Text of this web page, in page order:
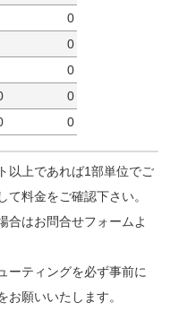
0
0
0
0
0
以上であれば1部単位でご
料金をご確認下さい。
合はお問合せフォームよ
ーティングを必ず事前に
お願いいたします。